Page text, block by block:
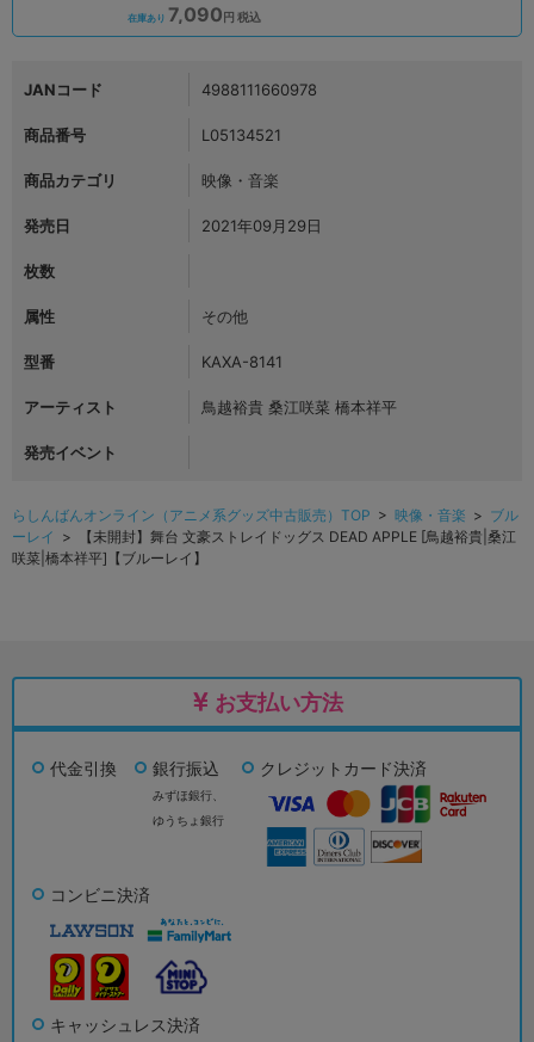
在庫あり 7,090円 税込
JANコード 4988111660978
商品番号 L05134521
商品カテゴリ 映像・音楽
発売日 2021年09月29日
枚数
属性 その他
型番 KAXA-8141
アーティスト 鳥越裕貴 桑江咲菜 橋本祥平
発売イベント
らしんばんオンライン（アニメ系グッズ中古販売）TOP > 映像・音楽 > ブル
ーレイ > 【未開封】舞台 文豪ストレイドッグス DEAD APPLE [鳥越裕貴|桑江
咲菜|橋本祥平]【ブルーレイ】
お支払い方法
代金引換 銀行振込
みずほ銀行、
ゆうちょ銀行
クレジットカード決済
コンビニ決済
キャッシュレス決済